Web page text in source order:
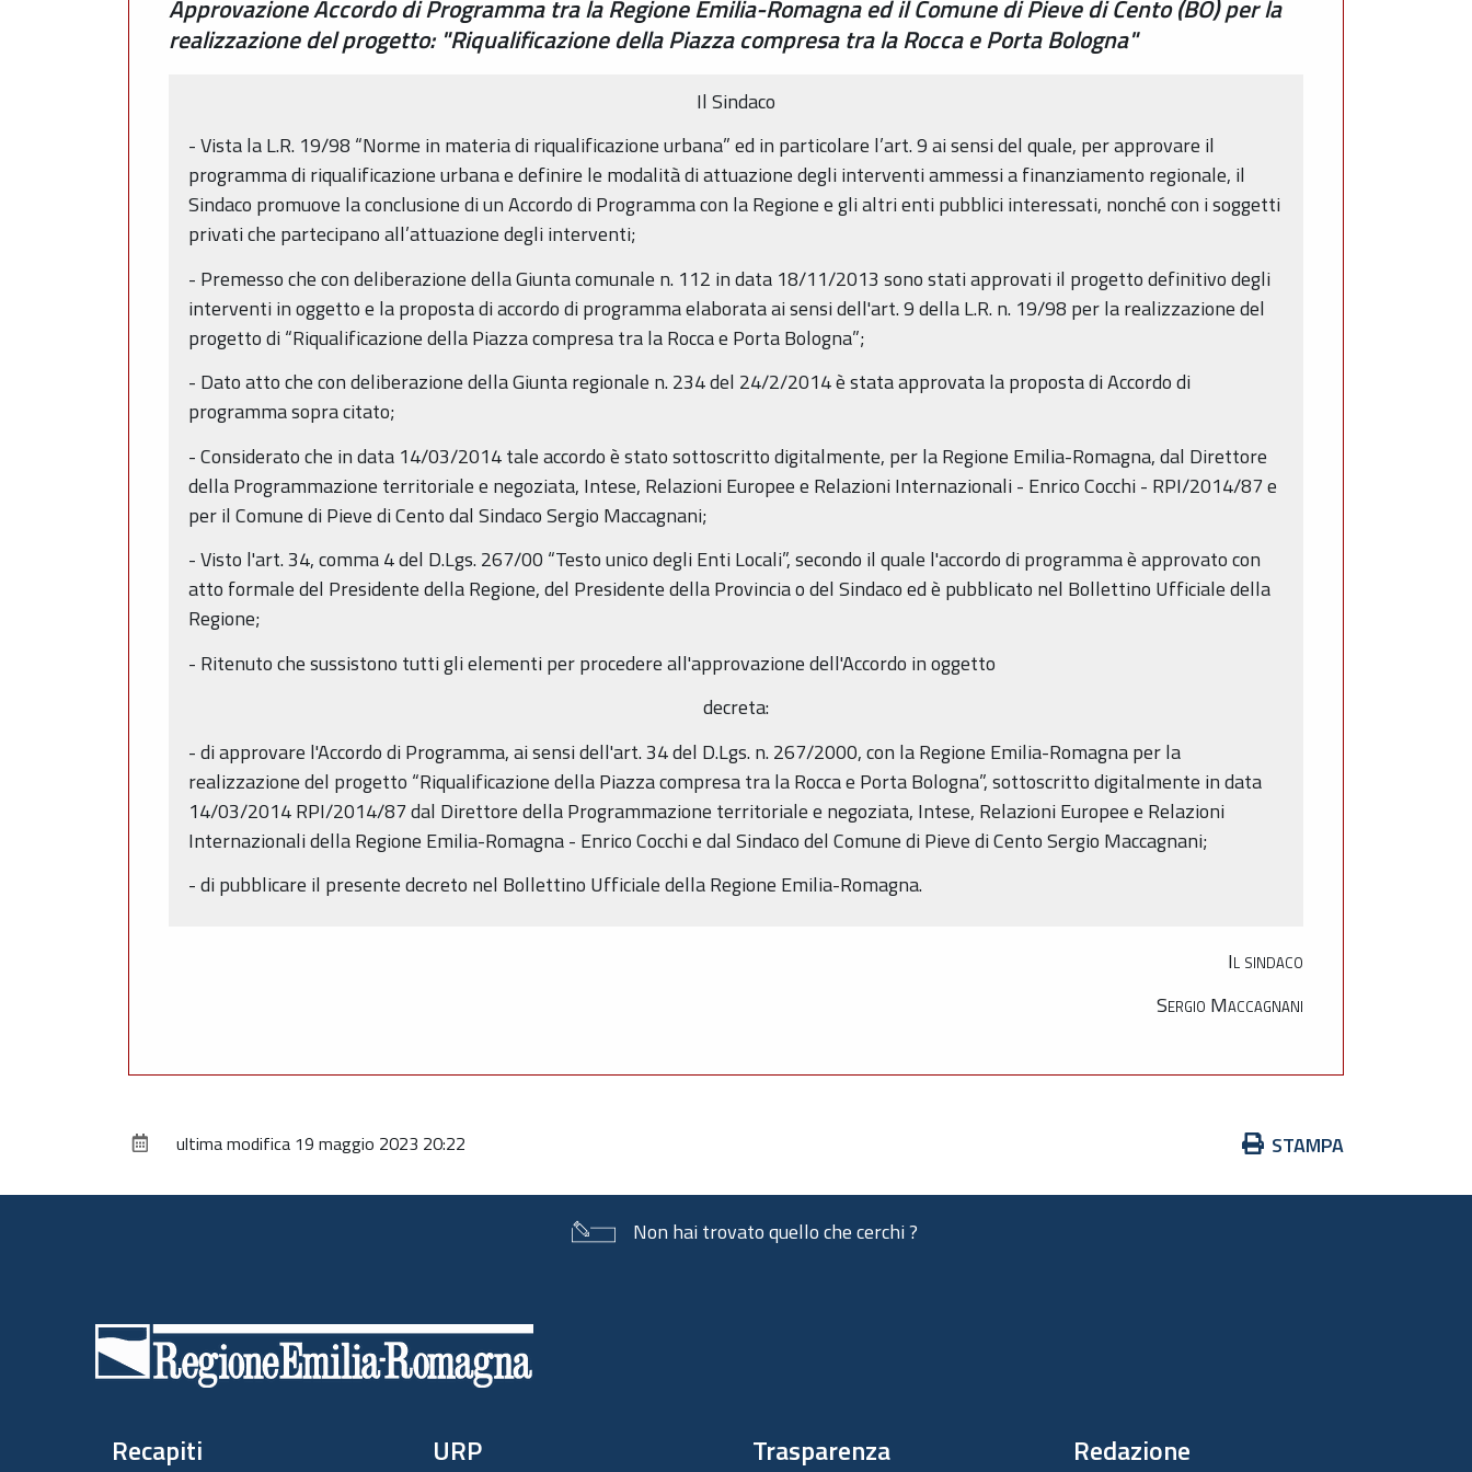
Approvazione Accordo di Programma tra la Regione Emilia-Romagna ed il Comune di Pieve di Cento (BO) per la
realizzazione del progetto: "Riqualificazione della Piazza compresa tra la Rocca e Porta Bologna"
Il Sindaco
- Vista la L.R. 19/98 “Norme in materia di riqualificazione urbana” ed in particolare l’art. 9 ai sensi del quale, per approvare il
programma di riqualificazione urbana e definire le modalità di attuazione degli interventi ammessi a finanziamento regionale, il
Sindaco promuove la conclusione di un Accordo di Programma con la Regione e gli altri enti pubblici interessati, nonché con i soggetti
privati che partecipano all’attuazione degli interventi;
- Premesso che con deliberazione della Giunta comunale n. 112 in data 18/11/2013 sono stati approvati il progetto definitivo degli
interventi in oggetto e la proposta di accordo di programma elaborata ai sensi dell'art. 9 della L.R. n. 19/98 per la realizzazione del
progetto di “Riqualificazione della Piazza compresa tra la Rocca e Porta Bologna”;
- Dato atto che con deliberazione della Giunta regionale n. 234 del 24/2/2014 è stata approvata la proposta di Accordo di
programma sopra citato;
- Considerato che in data 14/03/2014 tale accordo è stato sottoscritto digitalmente, per la Regione Emilia-Romagna, dal Direttore
della Programmazione territoriale e negoziata, Intese, Relazioni Europee e Relazioni Internazionali - Enrico Cocchi - RPI/2014/87 e
per il Comune di Pieve di Cento dal Sindaco Sergio Maccagnani;
- Visto l'art. 34, comma 4 del D.Lgs. 267/00 “Testo unico degli Enti Locali”, secondo il quale l'accordo di programma è approvato con
atto formale del Presidente della Regione, del Presidente della Provincia o del Sindaco ed è pubblicato nel Bollettino Ufficiale della
Regione;
- Ritenuto che sussistono tutti gli elementi per procedere all'approvazione dell'Accordo in oggetto
decreta:
- di approvare l'Accordo di Programma, ai sensi dell'art. 34 del D.Lgs. n. 267/2000, con la Regione Emilia-Romagna per la
realizzazione del progetto “Riqualificazione della Piazza compresa tra la Rocca e Porta Bologna”, sottoscritto digitalmente in data
14/03/2014 RPI/2014/87 dal Direttore della Programmazione territoriale e negoziata, Intese, Relazioni Europee e Relazioni
Internazionali della Regione Emilia-Romagna - Enrico Cocchi e dal Sindaco del Comune di Pieve di Cento Sergio Maccagnani;
- di pubblicare il presente decreto nel Bollettino Ufficiale della Regione Emilia-Romagna.
Il sindaco
Sergio Maccagnani
Azioni
documento
STAMPA
ultima modifica 19 maggio 2023 20:22
Non hai trovato quello che cerchi ?
Recapiti URP Trasparenza Redazione